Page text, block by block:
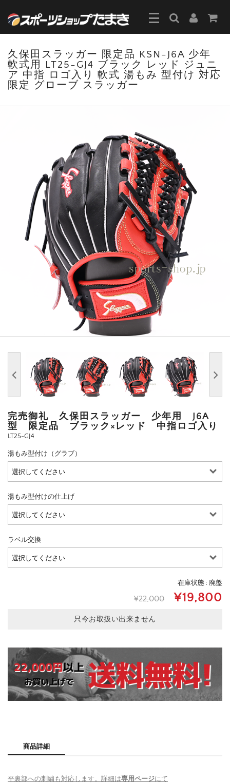
久保田スラッガー 限定品 KSN-J6A 少年
軟式用 LT25-GJ4 ブラック レッド ジュニ
ア 中指 ロゴ入り 軟式 湯もみ 型付け 対応
限定 グローブ スラッガー
完売御礼 久保田スラッガー 少年用 J6A
型 限定品 ブラック×レッド 中指ロゴ入り
LT25-GJ4
湯もみ型付け（グラブ）
湯もみ型付けの仕上げ
ラベル交換
在庫状態 : 廃盤
¥22,000 ¥19,800
只今お取扱い出来ません
商品詳細
平裏部への刺繍も対応します。詳細は専用ページにて